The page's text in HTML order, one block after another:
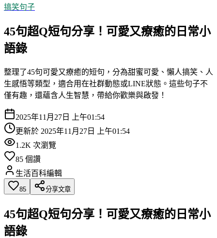
搞笑句子
45句超Q短句分享！可愛又療癒的日常小
語錄
整理了45句可愛又療癒的短句，分為甜蜜可愛、懶人搞笑、人
生感悟等類型，適合用在社群動態或LINE狀態。這些句子不
僅有趣，還蘊含人生智慧，帶給你歡樂與啟發！
2025年11月27日 上午01:54
更新於 2025年11月27日 上午01:54
1.2K 次瀏覽
85 個讚
生活百科編輯
85 分享文章
45句超Q短句分享！可愛又療癒的日常小
語錄